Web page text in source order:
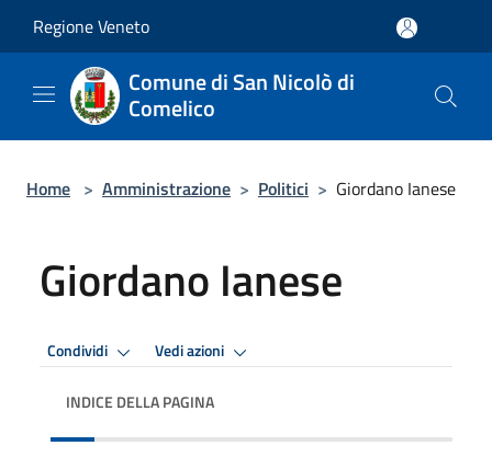
Regione Veneto
Comune di San Nicolò di
Comelico
Home > Amministrazione > Politici > Giordano Ianese
Giordano Ianese
Condividi Vedi azioni
INDICE DELLA PAGINA